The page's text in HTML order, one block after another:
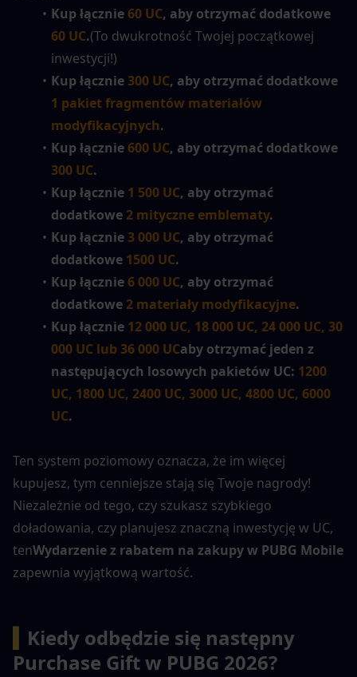
Kup łącznie 60 UC
, aby otrzymać dodatkowe
60 UC.(To dwukrotność Twojej początkowej
inwestycji!)
Kup łącznie 300 UC
, aby otrzymać dodatkowe
1 pakiet fragmentów materiałów
modyfikacyjnych.
Kup łącznie 600 UC
, aby otrzymać dodatkowe
300 UC.
Kup łącznie 1 500 UC, aby otrzymać
dodatkowe 2 mityczne emblematy.
Kup łącznie 3 000 UC, aby otrzymać
dodatkowe 1500 UC.
Kup łącznie 6 000 UC, aby otrzymać
dodatkowe 2 materiały modyfikacyjne.
Kup łącznie 12 000 UC, 18 000 UC, 24 000 UC, 30
000 UC lub 36 000 UCaby otrzymać jeden z
następujących losowych pakietów UC: 1200
UC, 1800 UC, 2400 UC, 3000 UC, 4800 UC, 6000
UC.
Ten system poziomowy oznacza, że im więcej
kupujesz, tym cenniejsze stają się Twoje nagrody!
Niezależnie od tego, czy szukasz szybkiego
doładowania, czy planujesz znaczną inwestycję w UC,
tenWydarzenie z rabatem na zakupy w PUBG Mobile
zapewnia wyjątkową wartość.
Kiedy odbędzie się następny
Purchase Gift w PUBG 2026?